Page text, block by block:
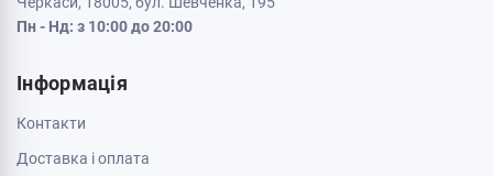
Пн - Нд: з 10:00 до 20:00
Інформація
Контакти
Доставка і оплата